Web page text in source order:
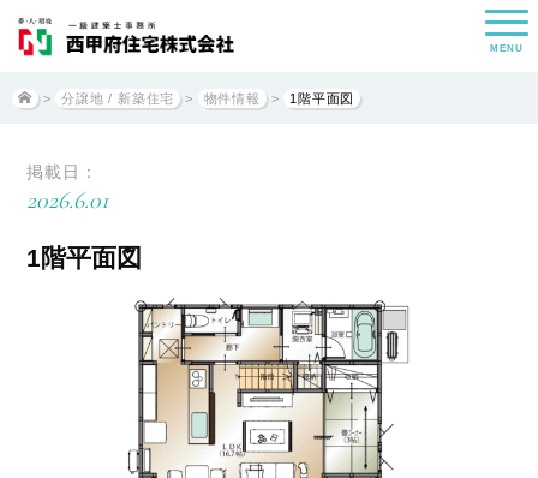
MENU
> 分譲地 / 新築住宅 > 物件情報 > 1階平面図
掲載日：
2026.6.01
1階平面図